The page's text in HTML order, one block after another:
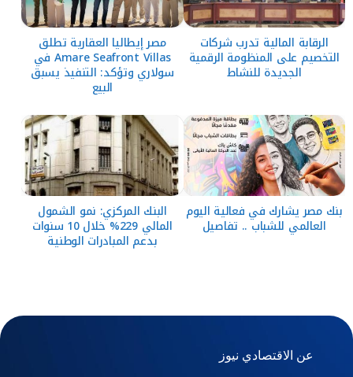
الرقابة المالية تدرب شركات
التخصيم على المنظومة الرقمية
الجديدة للنشاط
مصر إيطاليا العقارية تطلق
Amare Seafront Villas في
سولاري وتؤكد: التنفيذ يسبق
البيع
بنك مصر يشارك في فعالية اليوم
العالمي للشباب .. تفاصيل
البنك المركزي: نمو الشمول
المالي 229% خلال 10 سنوات
بدعم المبادرات الوطنية
عن الاقتصادي نيوز